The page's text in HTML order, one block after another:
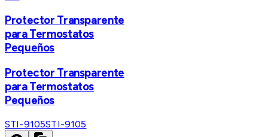
Protector Transparente
para Termostatos
Pequeños
Protector Transparente
para Termostatos
Pequeños
STI-9105STI-9105